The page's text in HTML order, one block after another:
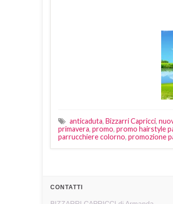
anticaduta, Bizzarri Capricci,
primavera, promo, promo hairstyle
parrucchiere colorno, promozione
CONTATTI